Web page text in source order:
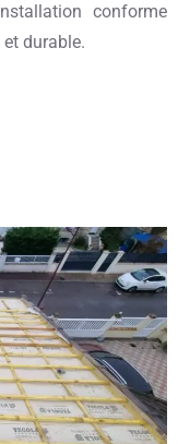
conforme
durable.